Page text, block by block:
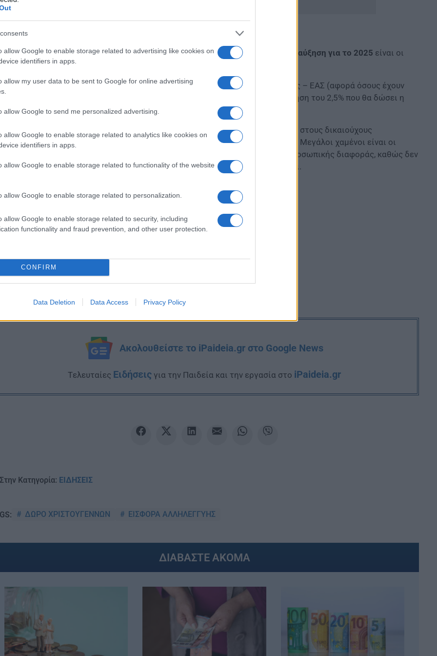
allow Google to enable storage related to advertising like cookies on
identifiers in apps.
allow my user data to be sent to Google for online advertising
allow Google to send me personalized advertising.
allow Google to enable storage related to analytics like cookies on
identifiers in apps.
allow Google to enable storage related to functionality of the website
allow Google to enable storage related to personalization.
allow Google to enable storage related to security, including
functionality and fraud prevention, and other user protection.
CONFIRM
Data Deletion Data Access Privacy Policy
άλλες κατηγορίες, σύμφωνα με Τα Νέα, συνταξιούχων που δεν θα λάβουν αύξηση για το 2025 είναι οι
αλληλεγγύης: Όσοι συνταξιούχοι έχουν κράτηση Εισφοράς Αλληλεγγύης – ΕΑΣ (αφορά όσους έχουν
κύρια σύνταξη άνω των 1.400 ευρώ) δεν θα λάβουν ούτε το 2025 την αύξηση του 2,5% που θα δώσει η
στους άλλους συνταξιούχους.
διαφορά: Το πρώτο δεκαήμερο του Δεκεμβρίου 2024 θα καταβληθεί στους δικαιούχους
το επίδομα προσωπικής διαφοράς ύψους από 100 έως 200 ευρώ. Μεγάλοι χαμένοι είναι οι
συνταξιούχοι πριν από το 2024, οι οποίοι θα λάβουν μόνο το επίδομα προσωπικής διαφοράς, καθώς δεν
ούτε την αύξηση του 2,5% για το νέο έτος, όπως οι άλλοι συνταξιούχοι.
Ακολουθείστε το iPaideia.gr στο Google News
Tελευταίες Ειδήσεις για την Παιδεία και την εργασία στο iPaideia.gr
Στην Κατηγορία: ΕΙΔΗΣΕΙΣ
ΔΩΡΟ ΧΡΙΣΤΟΥΓΕΝΝΩΝ ΕΙΣΦΟΡΑ ΑΛΛΗΛΕΓΓΥΗΣ
ΔΙΑΒΑΣΤΕ ΑΚΟΜΑ